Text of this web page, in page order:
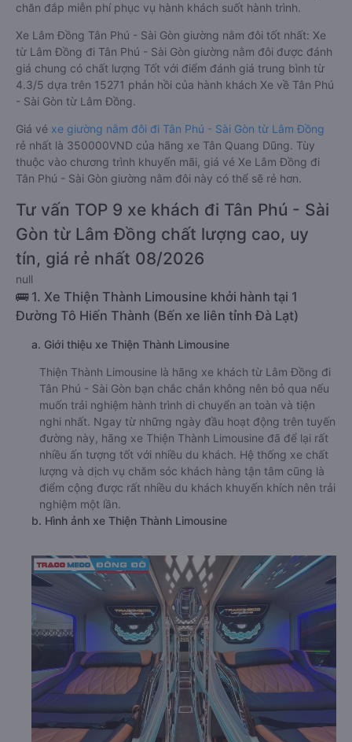
chăn đắp miễn phí phục vụ hành khách suốt hành trình.
Xe Lâm Đồng Tân Phú - Sài Gòn giường nằm đôi tốt nhất: Xe
từ Lâm Đồng đi Tân Phú - Sài Gòn giường nằm đôi được đánh
giá chung có chất lượng Tốt với điểm đánh giá trung bình từ
4.3/5 dựa trên 15271 phản hồi của hành khách Xe về Tân Phú
- Sài Gòn từ Lâm Đồng.
Giá vé xe giường nằm đôi đi Tân Phú - Sài Gòn từ Lâm Đồng
rẻ nhất là 350000VND của hãng xe Tân Quang Dũng. Tùy
thuộc vào chương trình khuyến mãi, giá vé Xe Lâm Đồng đi
Tân Phú - Sài Gòn giường nằm đôi này có thể sẽ rẻ hơn.
Tư vấn TOP 9 xe khách đi Tân Phú - Sài
Gòn từ Lâm Đồng chất lượng cao, uy
tín, giá rẻ nhất 08/2026
null
🚌 1. Xe Thiện Thành Limousine khởi hành tại 1
Đường Tô Hiến Thành (Bến xe liên tỉnh Đà Lạt)
a. Giới thiệu xe Thiện Thành Limousine
Thiện Thành Limousine là hãng xe khách từ Lâm Đồng đi
Tân Phú - Sài Gòn bạn chắc chắn không nên bỏ qua nếu
muốn trải nghiệm hành trình di chuyển an toàn và tiện
nghi nhất. Ngay từ những ngày đầu hoạt động trên tuyến
đường này, hãng xe Thiện Thành Limousine đã để lại rất
nhiều ấn tượng tốt với nhiều du khách. Hệ thống xe chất
lượng và dịch vụ chăm sóc khách hàng tận tâm cũng là
điểm cộng được rất nhiều du khách khuyến khích nên trải
nghiệm một lần.
b. Hình ảnh xe Thiện Thành Limousine